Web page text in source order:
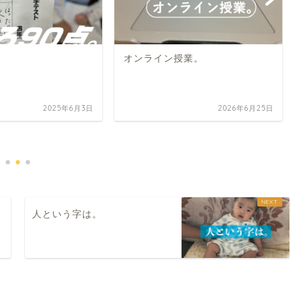
2025年6月3日
オンライン授業。
2026年6月25日
人という字は。